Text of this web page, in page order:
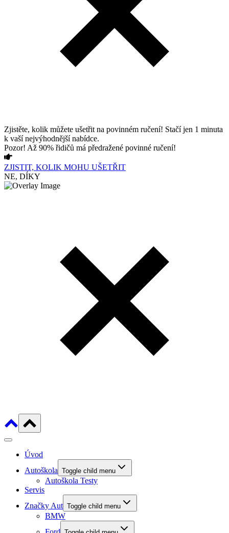
Zjistěte, kolik můžete ušetřit na povinném ručení! Stačí jen 1 minuta
k vaší nejvýhodnější nabídce.
Pozor! Až 90% řidičů má předražené povinné ručení!
ZJISTIT, KOLIK MOHU UŠETŘIT
NE, DÍKY
Úvod
Autoškola Toggle child menu
Autoškola Testy
Servis
Značky Aut Toggle child menu
BMW